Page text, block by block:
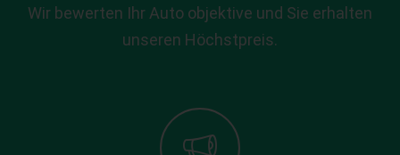
Wir bewerten Ihr Auto objektive und Sie erhalten
unseren Höchstpreis.